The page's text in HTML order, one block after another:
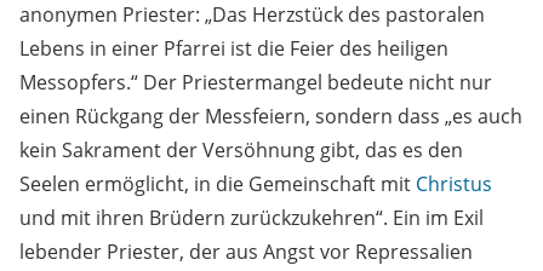
anonymen Priester: „Das Herzstück des pastoralen
Lebens in einer Pfarrei ist die Feier des heiligen
Messopfers.“ Der Priestermangel bedeute nicht nur
einen Rückgang der Messfeiern, sondern dass „es auch
kein Sakrament der Versöhnung gibt, das es den
Seelen ermöglicht, in die Gemeinschaft mit Christus
und mit ihren Brüdern zurückzukehren“. Ein im Exil
lebender Priester, der aus Angst vor Repressalien